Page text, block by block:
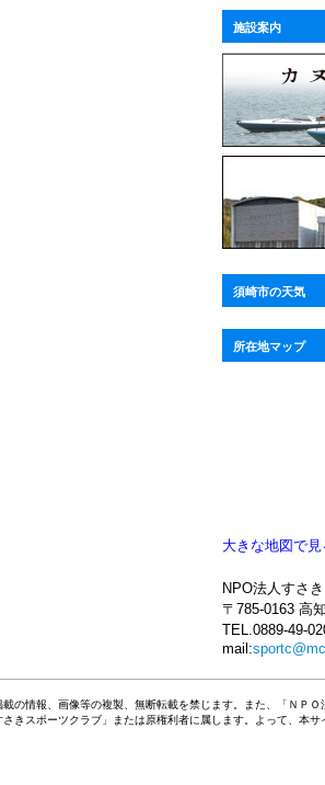
施設案内
須崎市の天気
所在地マップ
大きな地図で見
NPO法人すさ
〒785-0163 高
TEL.0889-49-
mail:
の情報、画像等の複製、無断転載を禁じます。また、「ＮＰ
きスポーツクラブ」または原権利者に属します。よって、本